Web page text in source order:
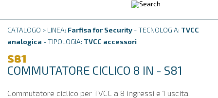
CATALOGO > LINEA: Farfisa for Security - TECNOLOGIA: TVCC
analogica - TIPOLOGIA: TVCC accessori
S81
COMMUTATORE CICLICO 8 IN - S81
Commutatore ciclico per TVCC a 8 ingressi e 1 uscita.